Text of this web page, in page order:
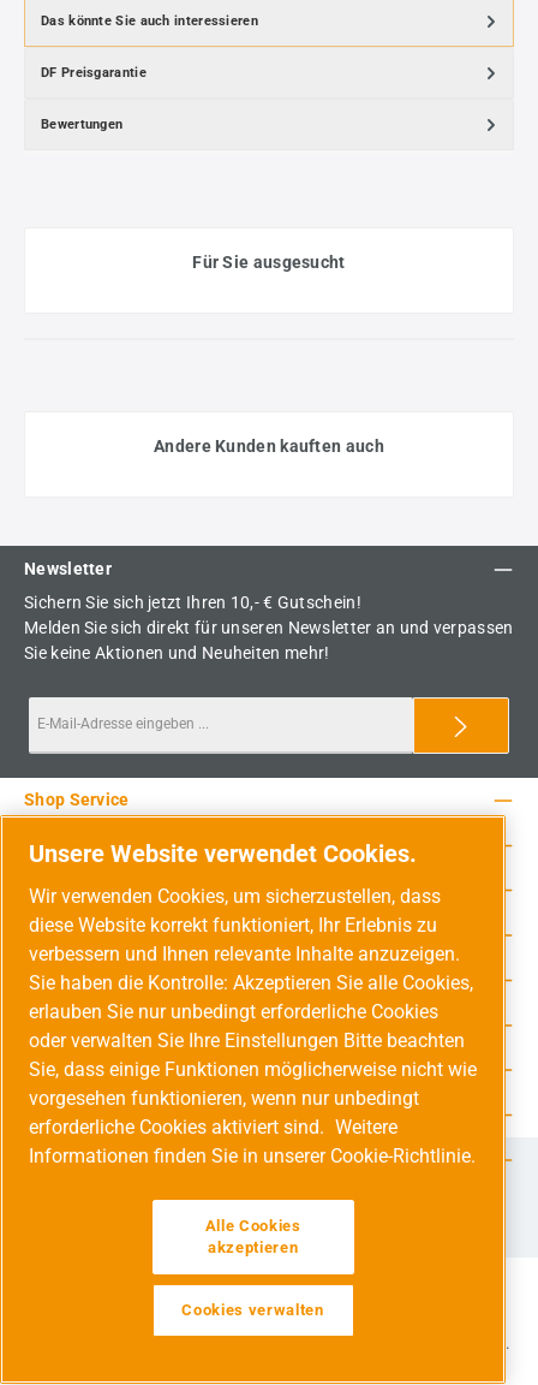
Das könnte Sie auch interessieren
DF Preisgarantie
Bewertungen
Für Sie ausgesucht
Andere Kunden kauften auch
Newsletter
Sichern Sie sich jetzt Ihren 10,- € Gutschein!
Melden Sie sich direkt für unseren Newsletter an und verpassen
Sie keine Aktionen und Neuheiten mehr!
Service-Hotline
Shop Service
Rechtliche Hinweise
Unsere Vorteile
Versandarten
Zahlungsarten
Adresse
Umweltschutz & Partnerschaft
Jetzt auf Social Media folgen!
InstagramYouTubeLinkedIn
Alle Preise inkl. gesetzl. Mehrwertsteuer zzgl.
und ggf. Nachnahmegebühren, wenn nicht anders angegeben.
Unsere Website verwendet Cookies.
Wir verwenden Cookies, um sicherzustellen, dass
diese Website korrekt funktioniert, Ihr Erlebnis zu
verbessern und Ihnen relevante Inhalte anzuzeigen.
Sie haben die Kontrolle: Akzeptieren Sie alle Cookies,
erlauben Sie nur unbedingt erforderliche Cookies
oder verwalten Sie Ihre Einstellungen Bitte beachten
Sie, dass einige Funktionen möglicherweise nicht wie
vorgesehen funktionieren, wenn nur unbedingt
erforderliche Cookies aktiviert sind. Weitere
Informationen finden Sie in unserer Cookie-Richtlinie.
Alle Cookies
akzeptieren
Cookies verwalten